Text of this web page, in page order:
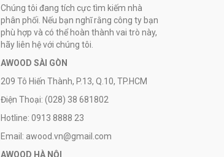
Chúng tôi đang tích cực tìm kiếm nhà
phân phối. Nếu bạn nghĩ rằng công ty bạn
phù hợp và có thể hoàn thành vai trò này,
hãy liên hệ với chúng tôi.
AWOOD SÀI GÒN
209 Tô Hiến Thành, P.13, Q.10, TP.HCM
Điện Thoại: (028) 38 681802
Hotline: 0913 8888 23
Email: awood.vn@gmail.com
AWOOD HÀ NỘI